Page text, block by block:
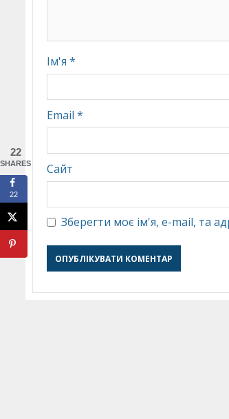
Ім'я *
Email *
Сайт
Зберегти моє ім'я, e-mail, та
22
SHARES
22